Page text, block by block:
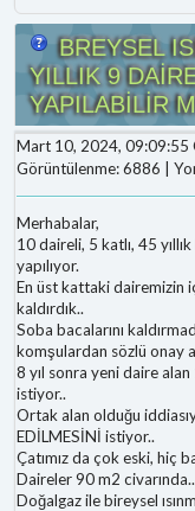
BREYSEL
YILLIK 9
YAPILABİLİR
Mart 10, 2024, 09:09:55
Görüntülenme: 6886 |
Merhabalar,
10 daireli, 5 katlı, 45
yapılıyor.
En üst kattaki dairemizin
kaldırdık..
Soba bacalarını
komşulardan sözlü onay
8 yıl sonra yeni daire
istiyor..
Ortak alan olduğu
EDİLMESİNİ istiyor..
Çatımız da çok eski, hiç
Daireler 90 m2 civarında..
Doğalgaz ile bireysel